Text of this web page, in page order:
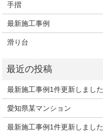
手摺
最新施工事例
滑り台
最新施工事例1件更新しました
愛知県某マンション
最新施工事例1件更新しました